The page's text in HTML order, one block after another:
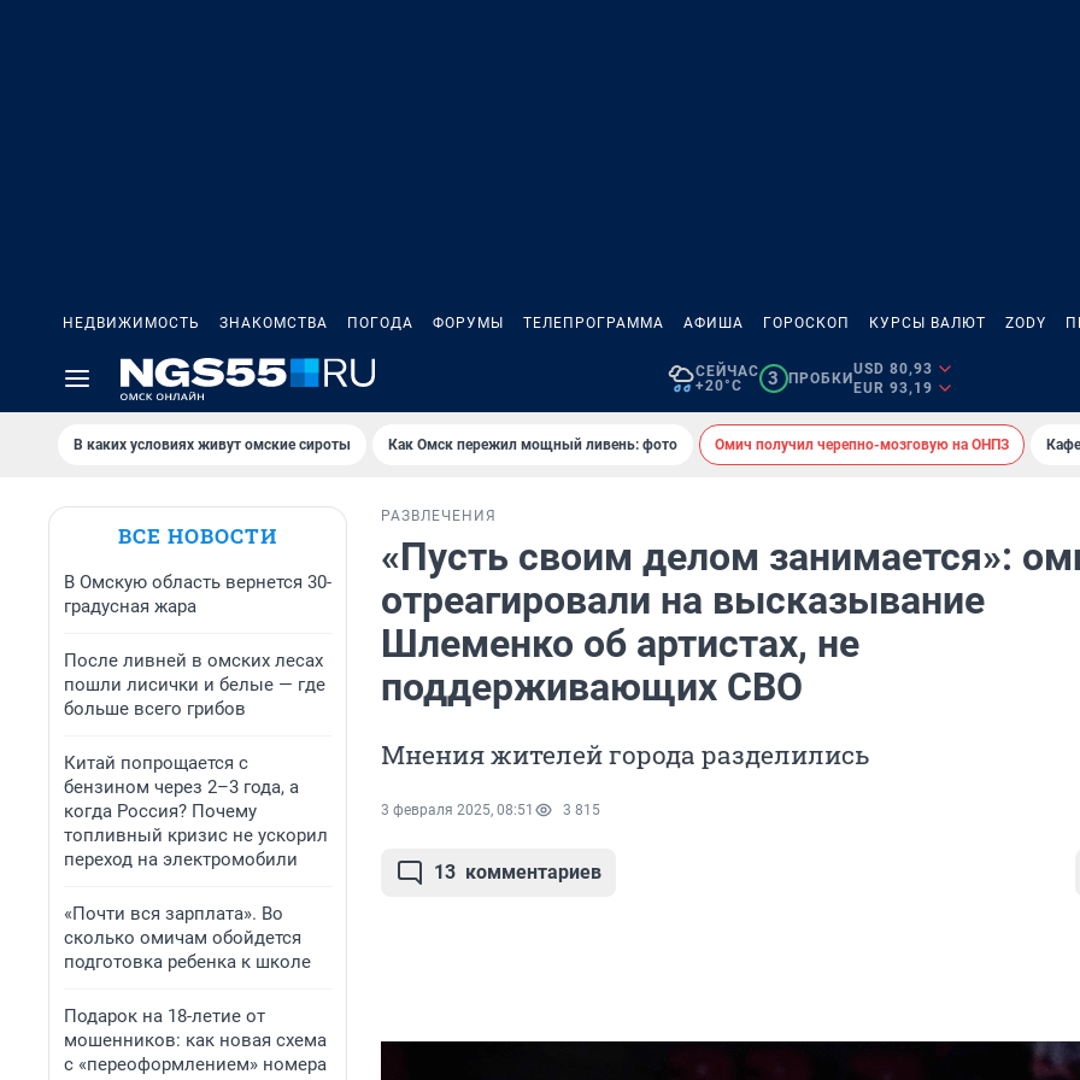
НЕДВИЖИМОСТЬ ЗНАКОМСТВА ПОГОДА ФОРУМЫ ТЕЛЕПРОГРАММА АФИША ГОРОСКОП КУРСЫ ВАЛЮТ ZODY
СЕЙЧАС
+20°C
3 ПРОБКИ
USD 80,93
EUR 93,19
В каких условиях живут омские сироты Как Омск пережил мощный ливень: фото Омич получил черепно-мозговую на ОНПЗ
ВСЕ НОВОСТИ
В Омскую область вернется 30-
градусная жара
После ливней в омских лесах
пошли лисички и белые — где
больше всего грибов
Китай попрощается с
бензином через 2–3 года, а
когда Россия? Почему
топливный кризис не ускорил
переход на электромобили
«Почти вся зарплата». Во
сколько омичам обойдется
подготовка ребенка к школе
Подарок на 18-летие от
мошенников: как новая схема
с «переоформлением» номера
РАЗВЛЕЧЕНИЯ
«Пусть своим делом занимается»:
отреагировали на высказывание
Шлеменко об артистах, не
поддерживающих СВО
Мнения жителей города разделились
3 февраля 2025, 08:51 3 815
13 комментариев